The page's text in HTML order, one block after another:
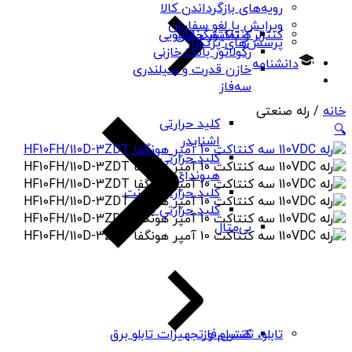
کلید حرارتی
اشنایدر
کلید حرارتی
هیوندای
کلید حرارتی چینت
کلید حرارتی PNS
بی‌متال
کنتاکتور خازنی
رگولاتور بانک خازنی
خازن قدرت و سیلندری
سه‌فاز
کنترلر و نمایشگر تابلویی
کنترل فاز
تابلو، تقسیم و تجهیزات تابلو برق
رویه‌های بازگرداندن کالا
ویرایش یا لغو سفارش
پرسش‌های پرتکرار
دانشنامه
خانه / رله صنعتی
🔍